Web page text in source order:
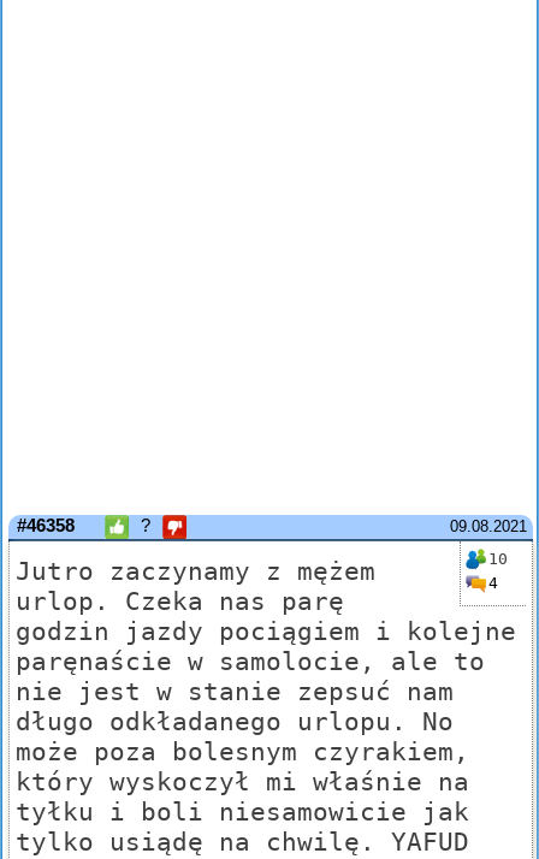
09.08.2021
#46358 ?
10
4
Jutro zaczynamy z mężem
urlop. Czeka nas parę
godzin jazdy pociągiem i kolejne
paręnaście w samolocie, ale to
nie jest w stanie zepsuć nam
długo odkładanego urlopu. No
może poza bolesnym czyrakiem,
który wyskoczył mi właśnie na
tyłku i boli niesamowicie jak
tylko usiądę na chwilę. YAFUD